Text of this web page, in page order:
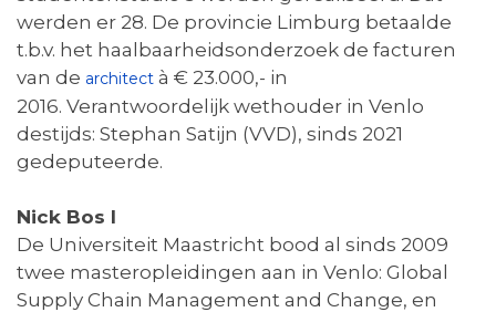
werden er 28. De provincie Limburg betaalde
t.b.v. het haalbaarheidsonderzoek de facturen
van de architect à € 23.000,- in
2016. Verantwoordelijk wethouder in Venlo
destijds: Stephan Satijn (VVD), sinds 2021
gedeputeerde.
Nick Bos I
De Universiteit Maastricht bood al sinds 2009
twee masteropleidingen aan in Venlo: Global
Supply Chain Management and Change, en